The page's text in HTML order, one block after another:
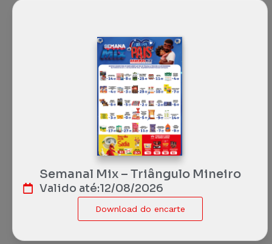
Semanal Mix – Triângulo Mineiro
Valido até:12/08/2026
Download do encarte